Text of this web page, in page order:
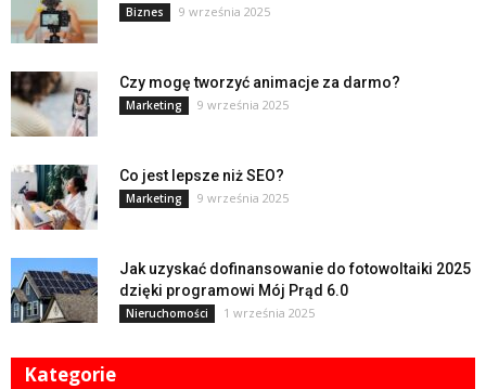
Biznes 9 września 2025
Czy mogę tworzyć animacje za darmo?
Marketing 9 września 2025
Co jest lepsze niż SEO?
Marketing 9 września 2025
Jak uzyskać dofinansowanie do fotowoltaiki 2025
dzięki programowi Mój Prąd 6.0
Nieruchomości 1 września 2025
Kategorie